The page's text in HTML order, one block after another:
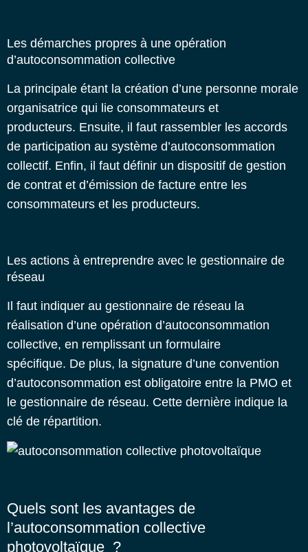
Les démarches propres à une opération
d’autoconsommation collective
La principale étant la création d’une personne morale
organisatrice qui lie consommateurs et
producteurs. Ensuite, il faut rassembler les accords
de participation au système d’autoconsommation
collectif. Enfin, il faut définir un dispositif de gestion
de contrat et d’émission de facture entre les
consommateurs et les producteurs.
Les actions à entreprendre avec le gestionnaire de
réseau
Il faut indiquer au gestionnaire de réseau la
réalisation d’une opération d’autoconsommation
collective, en remplissant un formulaire
spécifique. De plus, la signature d’une convention
d’autoconsommation est obligatoire entre la PMO et
le gestionnaire de réseau. Cette dernière indique la
clé de répartition.
Quels sont les avantages de
l’autoconsommation collective
photovoltaïque ?